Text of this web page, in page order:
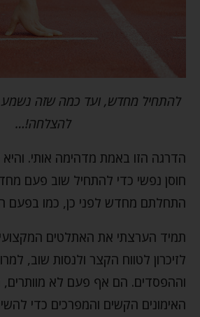
להתחיל מחדש, ועד כמה שזה
להצלחה!…
הדרגה הזו באמת מדהימה אותי.
חוסן נפשי כדי להתחיל שוב פעם
התחלתם מחדש לפני כן, כמו בפעם
תמיד הערצתי את האתלטים
לזיכרון לטווח הקצר ולנסות שוב,
וההפסדים. הם אף פעם לא
האימונים הקשים והמפרכים כדי